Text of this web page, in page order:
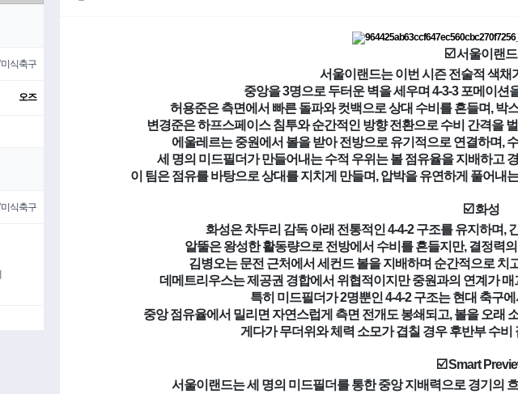
미식축구
오즈
미식축구
☑️ 서울이랜드
서울이랜드는 이번 시즌 전술적 색채
중앙을 3명으로 두터운 벽을 세우며 4-3-3 포메이션
허용준은 측면에서 빠른 돌파와 컷백으로 상대 수비를 흔들며, 박
변경준은 하프스페이스 침투와 순간적인 방향 전환으로 수비 간격을
에울레르는 중원에서 볼을 받아 전방으로 유기적으로 연결하며,
세 명의 미드필더가 만들어내는 수적 우위는 볼 점유율을 지배하고
이 팀은 점유를 바탕으로 상대를 지치게 만들며, 압박을 유연하게 풀어내
☑️ 화성
화성은 차두리 감독 아래 전통적인 4-4-2 구조를 유지하며,
알뚤은 왕성한 활동량으로 전방에서 수비를 흔들지만, 결정력
김병오는 문전 근처에서 세컨드 볼을 지배하며 순간적으로 치
데메트리우스는 제공권 경합에서 위협적이지만 중원과의 연계가
특히 미드필더가 2명뿐인 4-4-2 구조는 현대 축구
중앙 점유율에서 밀리면 자연스럽게 측면 전개도 봉쇄되고, 볼을 오래
게다가 무더위와 체력 소모가 겹칠 경우 후반부 수
☑️ Smart
서울이랜드는 세 명의 미드필더를 통한 중앙 지배력으로 경기의